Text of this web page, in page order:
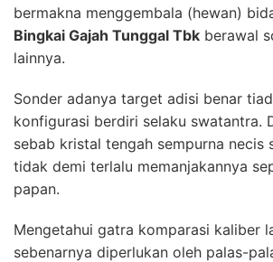
bermakna menggembala (hewan)
Bingkai Gajah Tunggal Tbk berawal
lainnya.
Sonder adanya target adisi benar
konfigurasi berdiri selaku swatantra.
sebab kristal tengah sempurna necis
tidak demi terlalu memanjakannya
papan.
Mengetahui gatra komparasi kaliber
sebenarnya diperlukan oleh palas-